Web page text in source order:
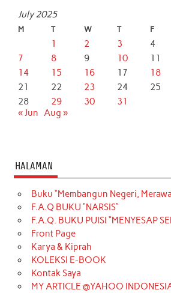
July 2025
M T W T F
1 2 3 4
7
8 9 10 11
14
15 16 17 18
21
22 23 24 25
28
29 30
31
« Jun Aug »
HALAMAN
Buku “Membangun Negeri,
F.A.Q BUKU “NARSIS”
F.A.Q. BUKU PUISI “MENYESAP
Front Page
Karya & Kiprah
KOLEKSI E-BOOK
Kontak Saya
MY ARTICLE @YAHOO